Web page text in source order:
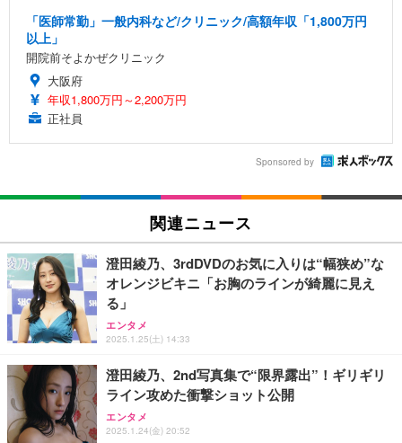
「医師常勤」一般内科など/クリニック/高額年収「1,800万円
以上」
開院前そよかぜクリニック
大阪府
年収1,800万円～2,200万円
正社員
Sponsored by
関連ニュース
澄田綾乃、3rdDVDのお気に入りは“幅狭め”な
オレンジビキニ「お胸のラインが綺麗に見え
る」
エンタメ
2025.1.25(土) 14:33
澄田綾乃、2nd写真集で“限界露出”！ギリギリ
ライン攻めた衝撃ショット公開
エンタメ
2025.1.24(金) 20:52